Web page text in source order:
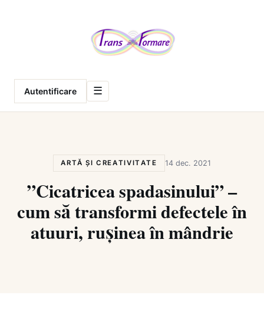
Autentificare ☰
ARTĂ ȘI CREATIVITATE 14 dec. 2021
”Cicatricea spadasinului” –
cum să transformi defectele în
atuuri, rușinea în mândrie